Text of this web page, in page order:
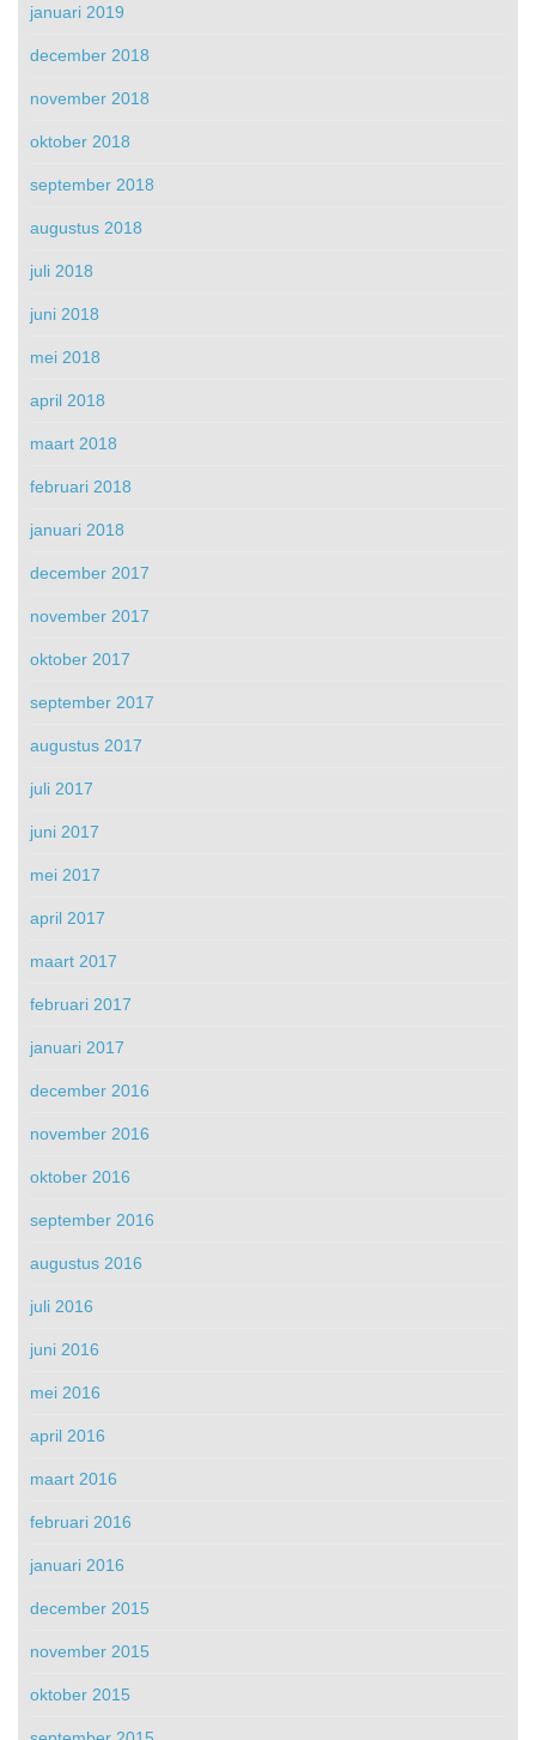
januari 2019
december 2018
november 2018
oktober 2018
september 2018
augustus 2018
juli 2018
juni 2018
mei 2018
april 2018
maart 2018
februari 2018
januari 2018
december 2017
november 2017
oktober 2017
september 2017
augustus 2017
juli 2017
juni 2017
mei 2017
april 2017
maart 2017
februari 2017
januari 2017
december 2016
november 2016
oktober 2016
september 2016
augustus 2016
juli 2016
juni 2016
mei 2016
april 2016
maart 2016
februari 2016
januari 2016
december 2015
november 2015
oktober 2015